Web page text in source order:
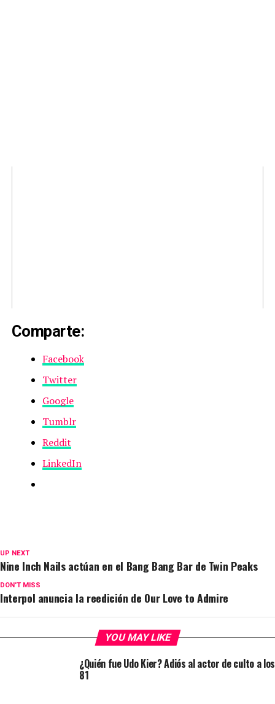
Comparte:
Facebook
Twitter
Google
Tumblr
Reddit
LinkedIn
UP NEXT
Nine Inch Nails actúan en el Bang Bang Bar de Twin Peaks
DON'T MISS
Interpol anuncia la reedición de Our Love to Admire
YOU MAY LIKE
¿Quién fue Udo Kier? Adiós al actor de culto a los
81